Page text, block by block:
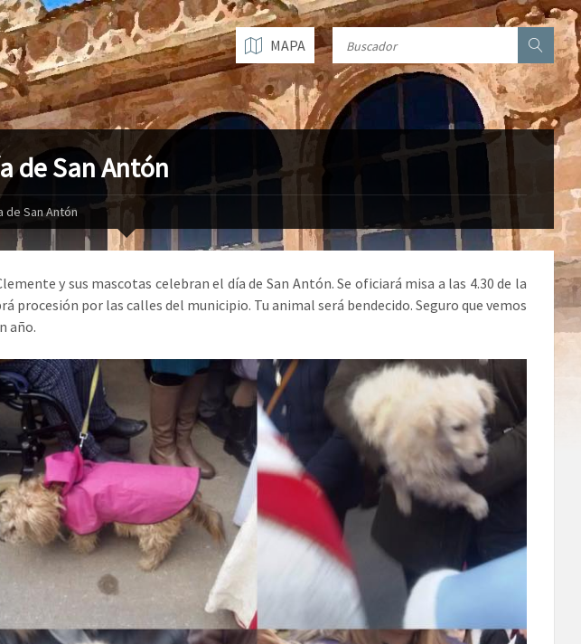
MAPA
de San Antón
de San Antón
y sus mascotas celebran el día de San Antón. Se oficiará misa a las 4.30 de la
procesión por las calles del municipio. Tu animal será bendecido. Seguro que vemos
año.